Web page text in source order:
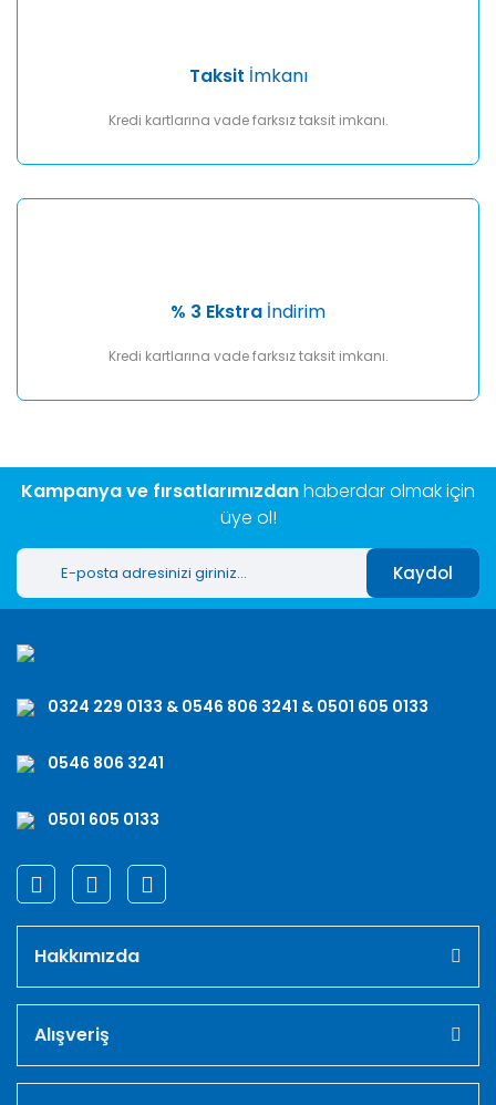
Taksit İmkanı
Kredi kartlarına vade farksız taksit imkanı.
% 3 Ekstra İndirim
Kredi kartlarına vade farksız taksit imkanı.
Kampanya ve fırsatlarımızdanhaberdar olmak için
üye ol!
Kaydol
0324 229 0133 & 0546 806 3241 & 0501 605 0133
0546 806 3241
0501 605 0133
Hakkımızda
Alışveriş